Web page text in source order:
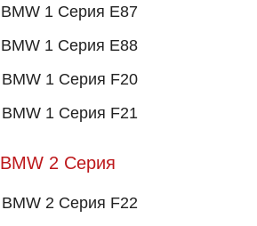
BMW 1 Серия E87
BMW 1 Серия E88
BMW 1 Серия F20
BMW 1 Серия F21
BMW 2 Серия
BMW 2 Серия F22